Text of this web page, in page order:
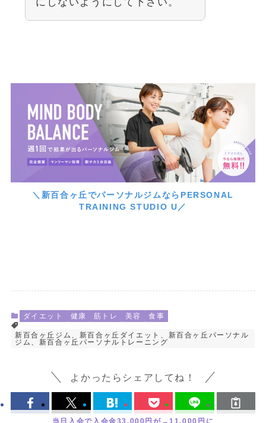
＼新百合ヶ丘でパーソナルジムならPERSONAL
TRAINING STUDIO U／
ダイエット 健康 筋トレ 美容 食事
新百合ヶ丘ジム、新百合ヶ丘ダイエット、新百合ヶ丘パーソナル
ジム、新百合ヶ丘パーソナルトレーニング
よかったらシェアしてね！
当日入会で入会金33,000円が→11,000円に